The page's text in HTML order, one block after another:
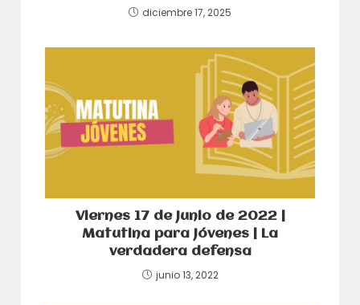
diciembre 17, 2025
Viernes 17 de Junio de 2022 |
Matutina para Jóvenes | La
verdadera defensa
junio 13, 2022